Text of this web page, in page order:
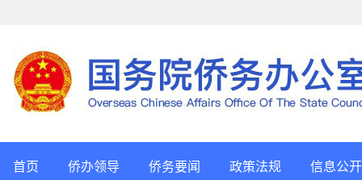
首页 侨办领导 侨务要闻 政策法规 信息公开